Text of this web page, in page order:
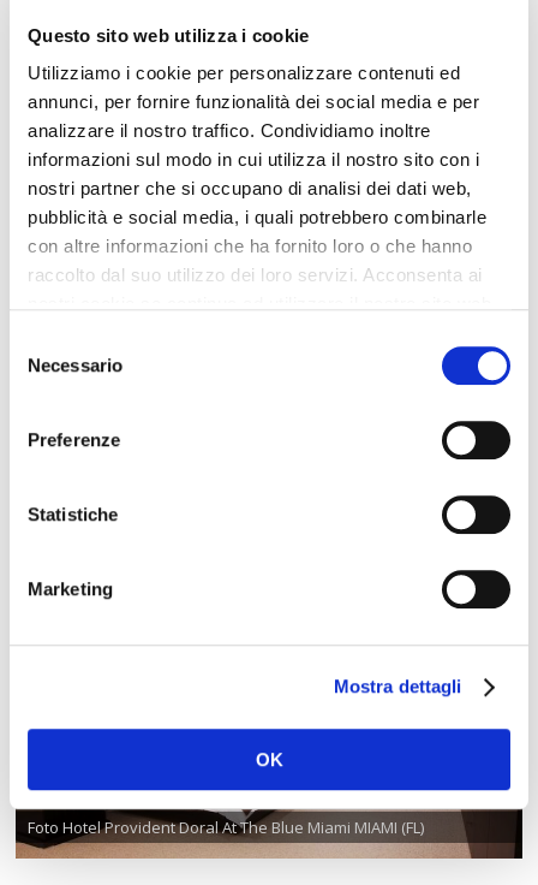
Questo sito web utilizza i cookie
Utilizziamo i cookie per personalizzare contenuti ed
annunci, per fornire funzionalità dei social media e per
analizzare il nostro traffico. Condividiamo inoltre
informazioni sul modo in cui utilizza il nostro sito con i
nostri partner che si occupano di analisi dei dati web,
pubblicità e social media, i quali potrebbero combinarle
con altre informazioni che ha fornito loro o che hanno
raccolto dal suo utilizzo dei loro servizi. Acconsenta ai
delNecessario
Preferenze
Statistiche
Marketing
Mostra dettagli
OK
Foto Hotel Provident Doral At The Blue Miami MIAMI (FL)
Foto Hotel Provident Doral At The Blue Miami MIAMI (FL)